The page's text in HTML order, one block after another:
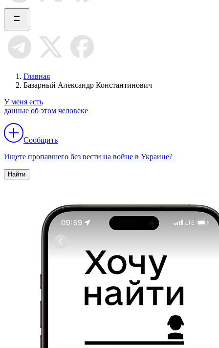
Главная
Базарный Александр Константинович
У меня есть
данные об этом человеке
Сообщить
Ищете пропавшего без вести на войне в Украине?
Найти